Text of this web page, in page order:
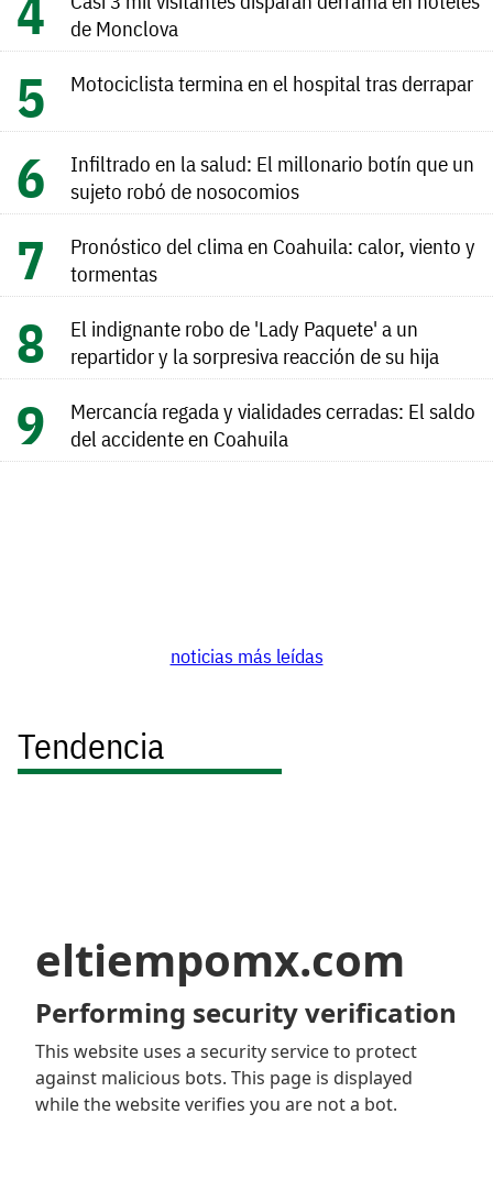
de Monclova
Motociclista termina en el hospital tras derrapar
Infiltrado en la salud: El millonario botín que un
sujeto robó de nosocomios
Pronóstico del clima en Coahuila: calor, viento y
tormentas
El indignante robo de 'Lady Paquete' a un
repartidor y la sorpresiva reacción de su hija
Mercancía regada y vialidades cerradas: El saldo
del accidente en Coahuila
noticias más leídas
Tendencia